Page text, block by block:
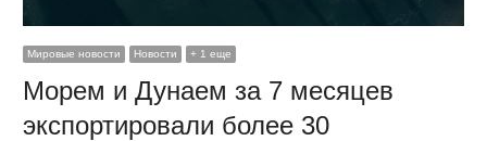
Мировые новости Новости + 1 еще
Морем и Дунаем за 7 месяцев
экспортировали более 30